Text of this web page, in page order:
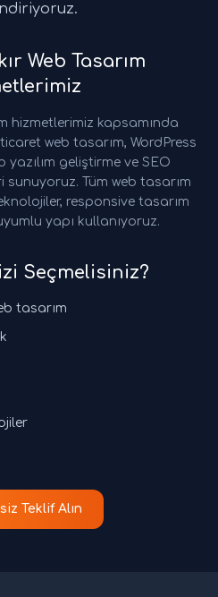
Web Tasarım
hizmetlerimiz kapsamında
web tasarım, WordPress
yazılım geliştirme ve SEO
Tüm web tasarım
responsive tasarım
yapı kullanıyoruz.
Seçmelisiniz?
tasarım
Teklif Alın